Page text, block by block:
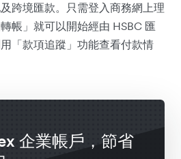
跨境匯款。只需登入商務網上理
帳」就可以開始經由 HSBC 匯
「款項追蹤」功能查看付款情
企業帳戶，節省